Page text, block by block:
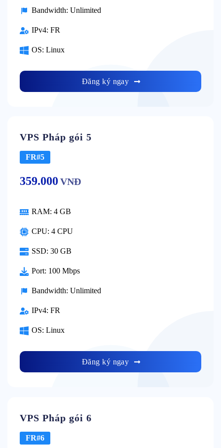
Bandwidth: Unlimited
IPv4: FR
OS: Linux
Đăng ký ngay
VPS Pháp gói 5
FR#5
359.000 VNĐ
RAM: 4 GB
CPU: 4 CPU
SSD: 30 GB
Port: 100 Mbps
Bandwidth: Unlimited
IPv4: FR
OS: Linux
Đăng ký ngay
VPS Pháp gói 6
FR#6